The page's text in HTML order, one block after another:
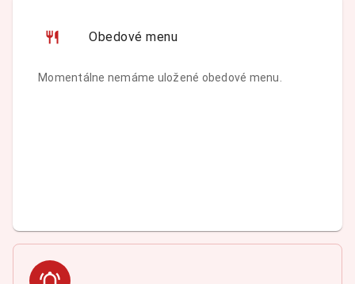
Obedové menu
Momentálne nemáme uložené obedové menu.